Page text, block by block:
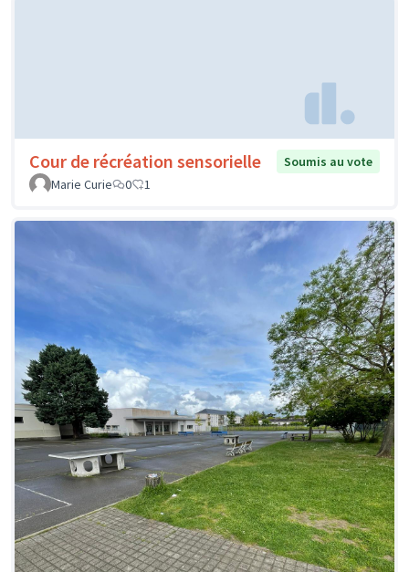
Cour de récréation sensorielle
Soumis au vote
Marie Curie
0 1